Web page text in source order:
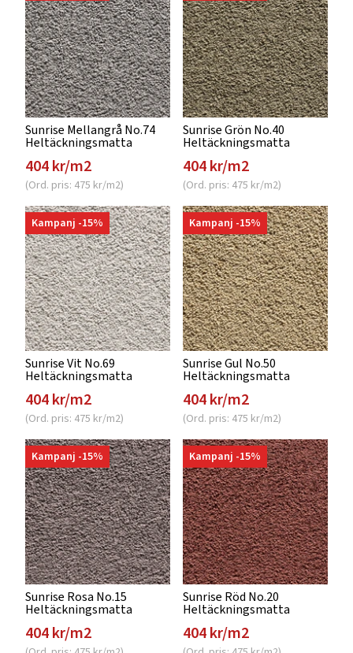
Sunrise Mellangrå No.74
Heltäckningsmatta
404 kr/m2
(Ord. pris: 475 kr/m2)
Sunrise Grön No.40
Heltäckningsmatta
404 kr/m2
(Ord. pris: 475 kr/m2)
Kampanj -15%
Sunrise Vit No.69
Heltäckningsmatta
404 kr/m2
(Ord. pris: 475 kr/m2)
Kampanj -15%
Sunrise Gul No.50
Heltäckningsmatta
404 kr/m2
(Ord. pris: 475 kr/m2)
Kampanj -15%
Sunrise Rosa No.15
Heltäckningsmatta
404 kr/m2
Kampanj -15%
Sunrise Röd No.20
Heltäckningsmatta
404 kr/m2